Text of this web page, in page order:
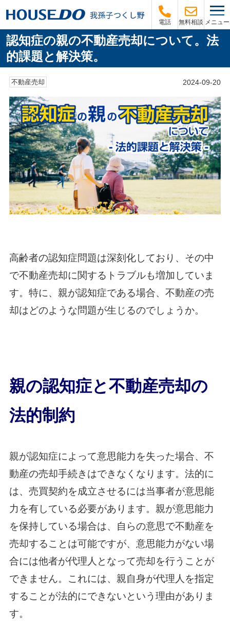
電話 無料相談 メニュー
認知症の親の不動産売却について。法
的課題と解決策。
不動産売却 2024-09-20
高齢者の認知症問題は深刻化しており、その中
で不動産売却に関するトラブルも増加していま
す。特に、親が認知症である場合、不動産の売
却はどのような問題が生じるのでしょうか。
親の認知症と不動産売却の
法的制約
親が認知症によって意思能力を失った場合、不
動産の売却手続きはできなくなります。法的に
は、売買契約を成立させるには当事者が意思能
力を有している必要があります。親が意思能力
を保持している場合は、自らの意思で不動産を
売却することは可能ですが、意思能力がない場
合には他者が代理人となって売却を行うことが
できません。これには、親自身が代理人を指定
することが法的にできないという理由がありま
す。